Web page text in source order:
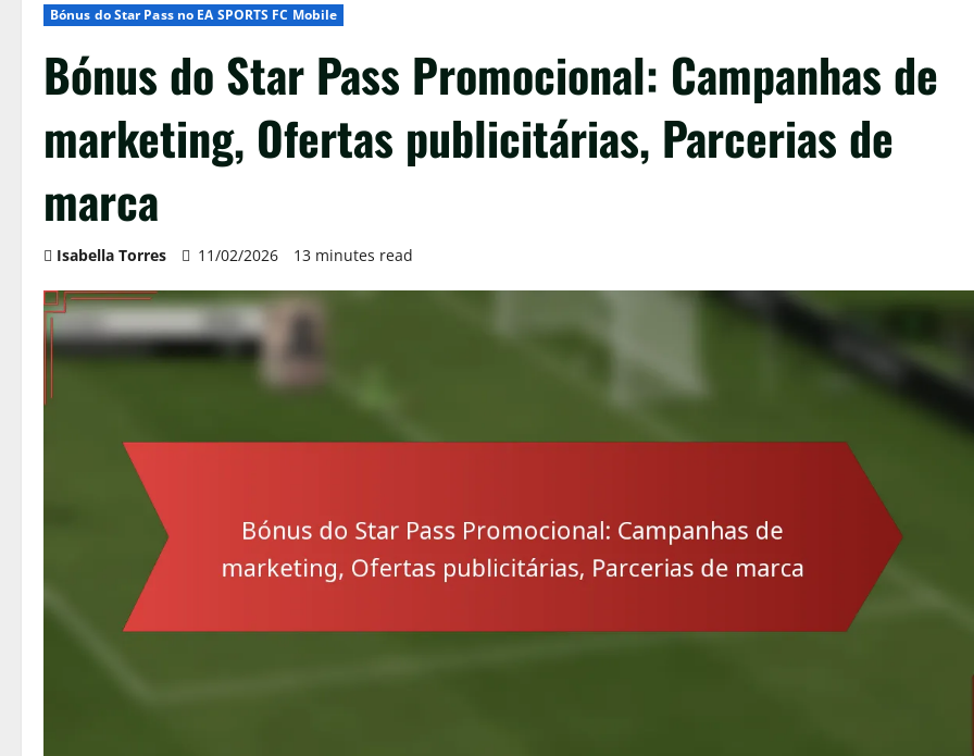
Bónus do Star Pass no EA SPORTS FC Mobile
Bónus do Star Pass Promocional: Campanhas de
marketing, Ofertas publicitárias, Parcerias de
marca
Isabella Torres 11/02/2026 13 minutes read